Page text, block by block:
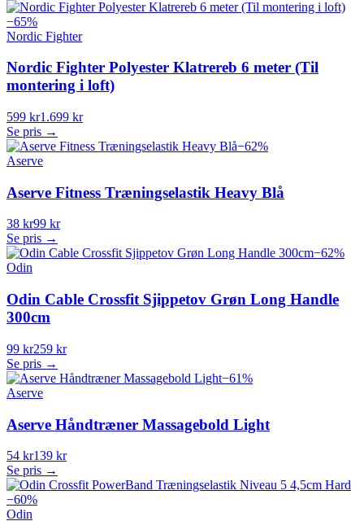
−65%
Nordic Fighter
Nordic Fighter Polyester Klatrereb 6 meter (Til
montering i loft)
599 kr1.699 kr
Se pris →
−62%
Aserve
Aserve Fitness Træningselastik Heavy Blå
38 kr99 kr
Se pris →
−62%
Odin
Odin Cable Crossfit Sjippetov Grøn Long Handle
300cm
99 kr259 kr
Se pris →
−61%
Aserve
Aserve Håndtræner Massagebold Light
54 kr139 kr
Se pris →
−60%
Odin